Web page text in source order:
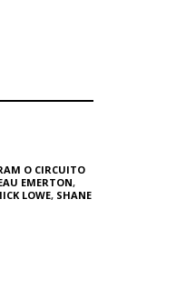
O CIRCUITO
EMERTON,
LOWE, SHANE